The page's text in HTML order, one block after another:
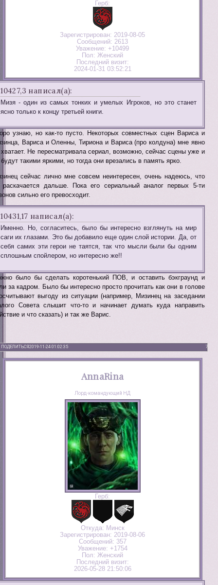
Герб:
Зарегистрирован: 2019-08-05
Сообщений: 2613
Уважение: +10499
Пол: Женский
Последний визит:
2024-01-31 03:52:21
10427,3 написал(а):
Мизя - один из самых тонких и умелых Игроков, но это станет
ясно только к концу третьей книги.
узнаю, но как-то пусто. Некоторых совместных сцен Вариса и
Вариса и Оленны, Тириона и Вариса (про колдуна) мне явно
Не пересматривала сериал, возможно, сейчас сцены уже и
такими яркими, но тогда они врезались в память ярко.
сейчас лично мне совсем неинтересен, очень надеюсь, что
раскачается дальше. Пока его сериальный аналог первых 5-ти
сильно его превосходит.
10431,17 написал(а):
Именно. Но, согласитесь, было бы интересно взглянуть на мир
саги их глазами. Это бы добавило еще один слой истории. Да, от
себя самих эти герои не таятся, так что мысли были бы одним
сплошным спойлером, но интересно же!!
было бы сделать коротенький ПОВ, и оставить бэкграунд и
за кадром. Было бы интересно просто прочитать как они в голове
выгоду из ситуации (например, Мизинец на заседании
Совета слышит что-то и начинает думать куда направить
и что сказать) и так же Варис.
ПОДЕЛИТЬСЯ 7
2019-11-24 01:02:35
AnnaRina
Лорд-командующий НД
Герб:
Откуда: Минск
Зарегистрирован: 2019-08-06
Сообщений: 357
Уважение: +1754
Пол: Женский
Последний визит:
2026-05-28 21:50:06